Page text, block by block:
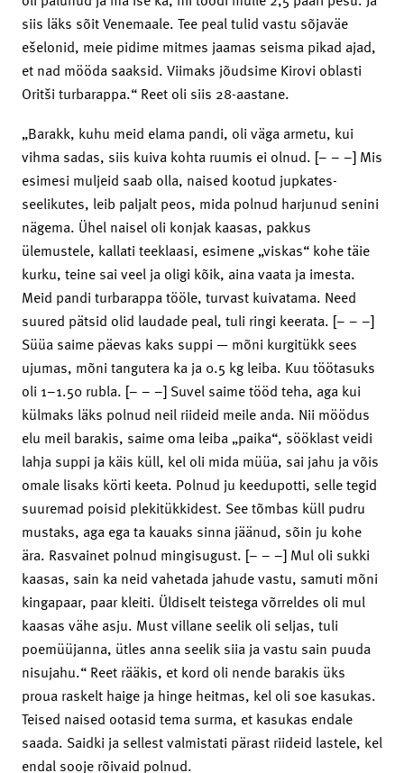
siis läks sõit Venemaale. Tee peal tulid vastu sõjaväe
ešelonid, meie pidime mitmes jaamas seisma pikad ajad,
et nad mööda saaksid. Viimaks jõudsime Kirovi oblasti
Oritši turbarappa.“ Reet oli siis 28-aastane.
„Barakk, kuhu meid elama pandi, oli väga armetu, kui
vihma sadas, siis kuiva kohta ruumis ei olnud. [– – –] Mis
esimesi muljeid saab olla, naised kootud jupkates-
seelikutes, leib paljalt peos, mida polnud harjunud senini
nägema. Ühel naisel oli konjak kaasas, pakkus
ülemustele, kallati teeklaasi, esimene „viskas“ kohe täie
kurku, teine sai veel ja oligi kõik, aina vaata ja imesta.
Meid pandi turbarappa tööle, turvast kuivatama. Need
suured pätsid olid laudade peal, tuli ringi keerata. [– – –]
Süüa saime päevas kaks suppi — mõni kurgitükk sees
ujumas, mõni tangutera ka ja 0.5 kg leiba. Kuu töötasuks
oli 1–1.50 rubla. [– – –] Suvel saime tööd teha, aga kui
külmaks läks polnud neil riideid meile anda. Nii möödus
elu meil barakis, saime oma leiba „paika“, sööklast veidi
lahja suppi ja käis küll, kel oli mida müüa, sai jahu ja võis
omale lisaks körti keeta. Polnud ju keedupotti, selle tegid
suuremad poisid plekitükkidest. See tõmbas küll pudru
mustaks, aga ega ta kauaks sinna jäänud, sõin ju kohe
ära. Rasvainet polnud mingisugust. [– – –] Mul oli sukki
kaasas, sain ka neid vahetada jahude vastu, samuti mõni
kingapaar, paar kleiti. Üldiselt teistega võrreldes oli mul
kaasas vähe asju. Must villane seelik oli seljas, tuli
poemüüjanna, ütles anna seelik siia ja vastu sain puuda
nisujahu.“ Reet rääkis, et kord oli nende barakis üks
proua raskelt haige ja hinge heitmas, kel oli soe kasukas.
Teised naised ootasid tema surma, et kasukas endale
saada. Saidki ja sellest valmistati pärast riideid lastele, kel
endal sooje rõivaid polnud.